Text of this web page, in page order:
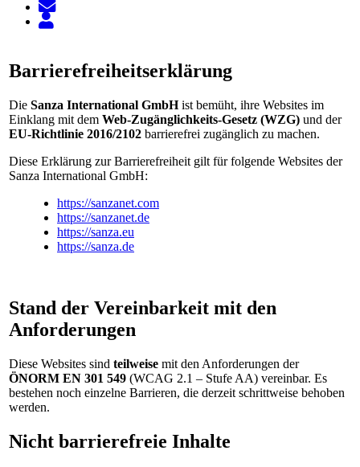
Barrierefreiheitserklärung
Die Sanza International GmbHist bemüht, ihre Websites im
Einklang mit dem Web-Zugänglichkeits-Gesetz (WZG) und der
EU-Richtlinie 2016/2102 barrierefrei zugänglich zu machen.
Diese Erklärung zur Barrierefreiheit gilt für folgende Websites der
Sanza International GmbH:
https://sanzanet.com
https://sanzanet.de
https://sanza.eu
https://sanza.de
Stand der Vereinbarkeit mit den
Anforderungen
Diese Websites sind teilweise mit den Anforderungen der
ÖNORM EN 301 549 (WCAG 2.1 – Stufe AA) vereinbar. Es
bestehen noch einzelne Barrieren, die derzeit schrittweise behoben
werden.
Nicht barrierefreie Inhalte